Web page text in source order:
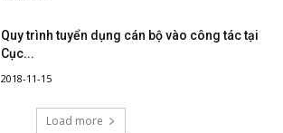
Quy trình tuyển dụng cán bộ vào công tác tại
Cục...
2018-11-15
Load more